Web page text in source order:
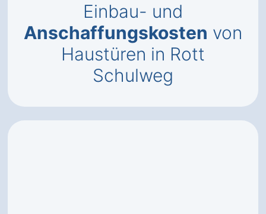
Einbau- und
Anschaffungskosten von
Haustüren in Rott
Schulweg